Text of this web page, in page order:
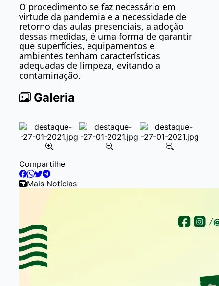
O procedimento se faz necessário em
virtude da pandemia e a necessidade de
retorno das aulas presenciais, a adoção
dessas medidas, é uma forma de garantir
que superfícies, equipamentos e
ambientes tenham características
adequadas de limpeza, evitando a
contaminação.
Galeria
Item
2
of
Compartilhe
Mais Notícias